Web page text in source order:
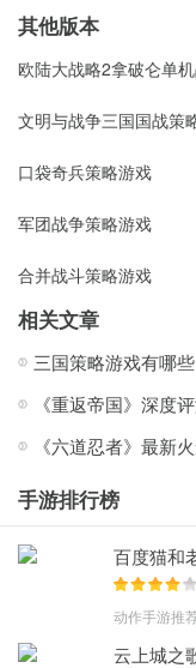
摆烂西游中文版特色
1.培养了玩家乐观进
2.既有亲切感又利用游
3.特色剧情原味还原，
1.玩家可以通过做日常
具。
体，增加战斗力。
3.一段全新的西游冒险
游戏亮点
2.呈现出一个史诗般的
主就是你！
3.令人心生向往的西
魔乱斗，更有鬼、妖
争霸，成就属于你的无
其他版本
欧陆大战略2拿破仑单
文明与战争三国国战策
口袋奇兵策略游戏
军团战争策略游戏
合并战斗策略游戏
相关文章
三国策略游戏有哪
《六道忍者》最新
手游排行榜
百度猫和
动作手游推
云上城之